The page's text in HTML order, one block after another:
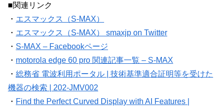
■関連リンク
・ エスマックス（S-MAX）
・ エスマックス（S-MAX） smaxjp on Twitter
・ S-MAX – Facebookページ
・ motorola edge 60 pro 関連記事一覧 – S-MAX
・ 総務省 電波利用ポータル | 技術基準適合証明等を受けた
機器の検索 | 202-JMV002
・ Find the Perfect Curved Display with AI Features |